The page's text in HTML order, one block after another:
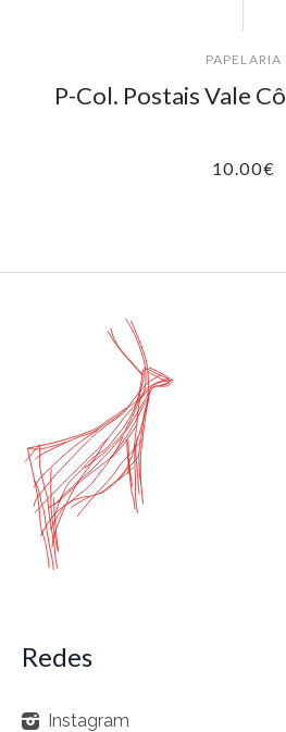
PAPELARIA
P-Col. Postais Vale
10.00€
Redes
Instagram